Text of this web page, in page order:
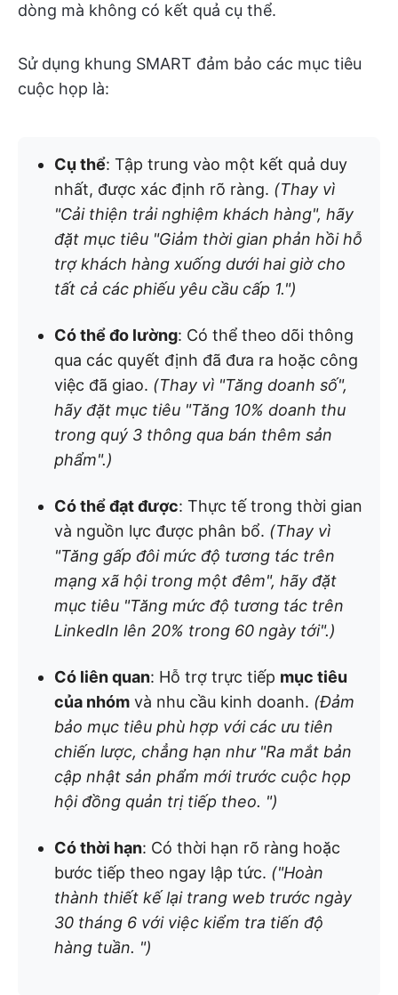
dòng mà không có kết quả cụ thể.
Sử dụng khung SMART đảm bảo các mục tiêu
cuộc họp là:
Cụ thể: Tập trung vào một kết quả duy
nhất, được xác định rõ ràng. (Thay vì
"Cải thiện trải nghiệm khách hàng", hãy
đặt mục tiêu "Giảm thời gian phản hồi hỗ
trợ khách hàng xuống dưới hai giờ cho
tất cả các phiếu yêu cầu cấp 1.")
Có thể đo lường: Có thể theo dõi thông
qua các quyết định đã đưa ra hoặc công
việc đã giao. (Thay vì "Tăng doanh số",
hãy đặt mục tiêu "Tăng 10% doanh thu
trong quý 3 thông qua bán thêm sản
phẩm".)
Có thể đạt được: Thực tế trong thời gian
và nguồn lực được phân bổ. (Thay vì
"Tăng gấp đôi mức độ tương tác trên
mạng xã hội trong một đêm", hãy đặt
mục tiêu "Tăng mức độ tương tác trên
LinkedIn lên 20% trong 60 ngày tới".)
Có liên quan: Hỗ trợ trực tiếp mục tiêu
của nhóm và nhu cầu kinh doanh. (Đảm
bảo mục tiêu phù hợp với các ưu tiên
chiến lược, chẳng hạn như "Ra mắt bản
cập nhật sản phẩm mới trước cuộc họp
hội đồng quản trị tiếp theo. ")
Có thời hạn: Có thời hạn rõ ràng hoặc
bước tiếp theo ngay lập tức. ("Hoàn
thành thiết kế lại trang web trước ngày
30 tháng 6 với việc kiểm tra tiến độ
hàng tuần. ")